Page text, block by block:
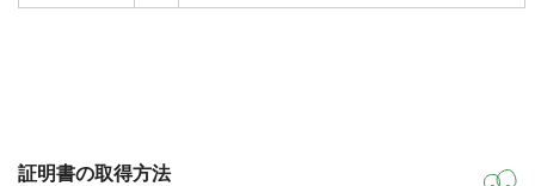
証明書の取得方法